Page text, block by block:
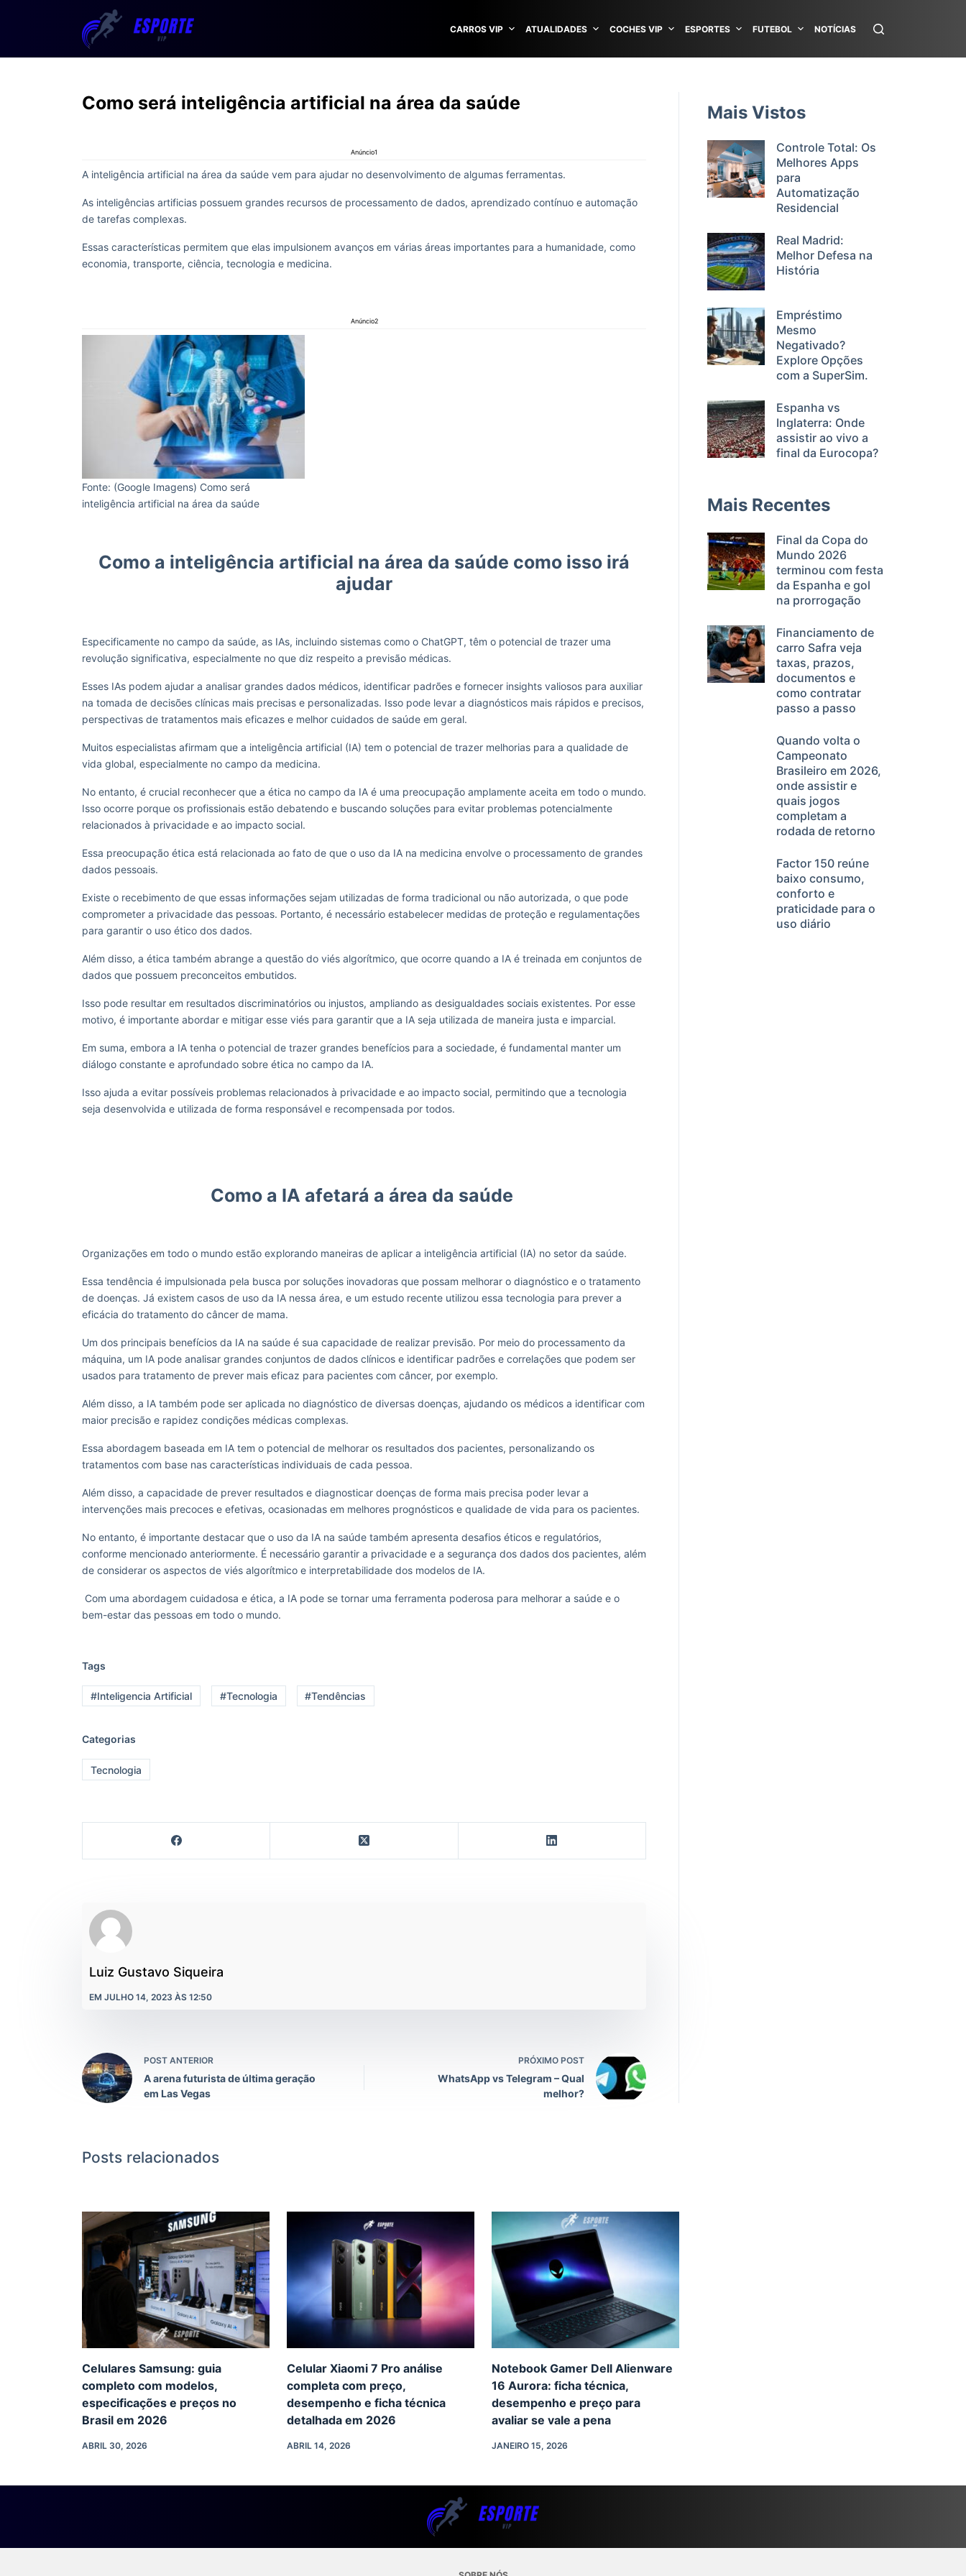
CARROS VIP ATUALIDADES COCHES VIP ESPORTES FUTEBOL NOTÍCIAS
Como será inteligência artificial na área da saúde
Anúncio1
A inteligência artificial na área da saúde vem para ajudar no desenvolvimento de algumas ferramentas.
As inteligências artificias possuem grandes recursos de processamento de dados, aprendizado contínuo e automação
de tarefas complexas.
Essas características permitem que elas impulsionem avanços em várias áreas importantes para a humanidade, como
economia, transporte, ciência, tecnologia e medicina.
Anúncio2
Fonte: (Google Imagens) Como será
inteligência artificial na área da saúde
Como a inteligência artificial na área da saúde como isso irá
ajudar
Especificamente no campo da saúde, as IAs, incluindo sistemas como o ChatGPT, têm o potencial de trazer uma
revolução significativa, especialmente no que diz respeito a previsão médicas.
Esses IAs podem ajudar a analisar grandes dados médicos, identificar padrões e fornecer insights valiosos para auxiliar
na tomada de decisões clínicas mais precisas e personalizadas. Isso pode levar a diagnósticos mais rápidos e precisos,
perspectivas de tratamentos mais eficazes e melhor cuidados de saúde em geral.
Muitos especialistas afirmam que a inteligência artificial (IA) tem o potencial de trazer melhorias para a qualidade de
vida global, especialmente no campo da medicina.
No entanto, é crucial reconhecer que a ética no campo da IA é uma preocupação amplamente aceita em todo o mundo.
Isso ocorre porque os profissionais estão debatendo e buscando soluções para evitar problemas potencialmente
relacionados à privacidade e ao impacto social.
Essa preocupação ética está relacionada ao fato de que o uso da IA na medicina envolve o processamento de grandes
dados pessoais.
Existe o recebimento de que essas informações sejam utilizadas de forma tradicional ou não autorizada, o que pode
comprometer a privacidade das pessoas. Portanto, é necessário estabelecer medidas de proteção e regulamentações
para garantir o uso ético dos dados.
Além disso, a ética também abrange a questão do viés algorítmico, que ocorre quando a IA é treinada em conjuntos de
dados que possuem preconceitos embutidos.
Isso pode resultar em resultados discriminatórios ou injustos, ampliando as desigualdades sociais existentes. Por esse
motivo, é importante abordar e mitigar esse viés para garantir que a IA seja utilizada de maneira justa e imparcial.
Em suma, embora a IA tenha o potencial de trazer grandes benefícios para a sociedade, é fundamental manter um
diálogo constante e aprofundado sobre ética no campo da IA.
Isso ajuda a evitar possíveis problemas relacionados à privacidade e ao impacto social, permitindo que a tecnologia
seja desenvolvida e utilizada de forma responsável e recompensada por todos.
Como a IA afetará a área da saúde
Organizações em todo o mundo estão explorando maneiras de aplicar a inteligência artificial (IA) no setor da saúde.
Essa tendência é impulsionada pela busca por soluções inovadoras que possam melhorar o diagnóstico e o tratamento
de doenças. Já existem casos de uso da IA nessa área, e um estudo recente utilizou essa tecnologia para prever a
eficácia do tratamento do câncer de mama.
Um dos principais benefícios da IA na saúde é sua capacidade de realizar previsão. Por meio do processamento da
máquina, um IA pode analisar grandes conjuntos de dados clínicos e identificar padrões e correlações que podem ser
usados para tratamento de prever mais eficaz para pacientes com câncer, por exemplo.
Além disso, a IA também pode ser aplicada no diagnóstico de diversas doenças, ajudando os médicos a identificar com
maior precisão e rapidez condições médicas complexas.
Essa abordagem baseada em IA tem o potencial de melhorar os resultados dos pacientes, personalizando os
tratamentos com base nas características individuais de cada pessoa.
Além disso, a capacidade de prever resultados e diagnosticar doenças de forma mais precisa poder levar a
intervenções mais precoces e efetivas, ocasionadas em melhores prognósticos e qualidade de vida para os pacientes.
No entanto, é importante destacar que o uso da IA na saúde também apresenta desafios éticos e regulatórios,
conforme mencionado anteriormente. É necessário garantir a privacidade e a segurança dos dados dos pacientes, além
de considerar os aspectos de viés algorítmico e interpretabilidade dos modelos de IA.
Com uma abordagem cuidadosa e ética, a IA pode se tornar uma ferramenta poderosa para melhorar a saúde e o
bem-estar das pessoas em todo o mundo.
Tags
#Inteligencia Artificial #Tecnologia #Tendências
Categorias
Tecnologia
Luiz Gustavo Siqueira
EM JULHO 14, 2023 ÀS 12:50
POST ANTERIOR
A arena futurista de última geração
em Las Vegas
PRÓXIMO POST
WhatsApp vs Telegram – Qual
melhor?
Mais Vistos
Controle Total: Os
Melhores Apps
para
Automatização
Residencial
Real Madrid:
Melhor Defesa na
História
Empréstimo
Mesmo
Negativado?
Explore Opções
com a SuperSim.
Espanha vs
Inglaterra: Onde
assistir ao vivo a
final da Eurocopa?
Mais Recentes
Final da Copa do
Mundo 2026
terminou com festa
da Espanha e gol
na prorrogação
Financiamento de
carro Safra veja
taxas, prazos,
documentos e
como contratar
passo a passo
Quando volta o
Campeonato
Brasileiro em 2026,
onde assistir e
quais jogos
completam a
rodada de retorno
Factor 150 reúne
baixo consumo,
conforto e
praticidade para o
uso diário
Posts relacionados
Celulares Samsung: guia
completo com modelos,
especificações e preços no
Brasil em 2026
ABRIL 30, 2026
Celular Xiaomi 7 Pro análise
completa com preço,
desempenho e ficha técnica
detalhada em 2026
ABRIL 14, 2026
Notebook Gamer Dell Alienware
16 Aurora: ficha técnica,
desempenho e preço para
avaliar se vale a pena
JANEIRO 15, 2026